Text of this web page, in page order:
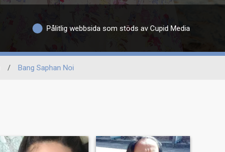
Pålitlig webbsida som stöds av Cupid Media
/ Bang Saphan Noi